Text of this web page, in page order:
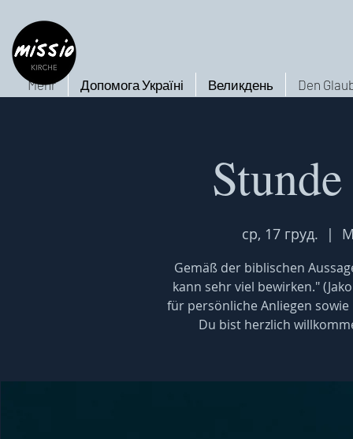
Den
Великдень
Допомога Україні
Mehr
ср, 17 груд.
  |
Gemäß der biblischen
kann sehr viel bewirken."
für persönliche Anliegen
Du bist herzlich